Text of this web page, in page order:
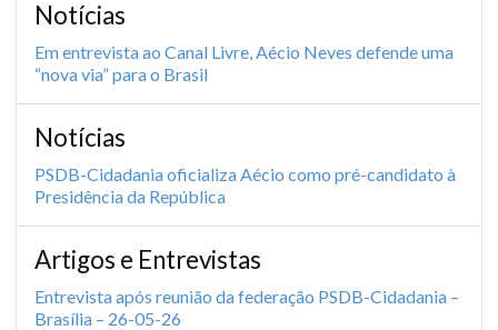
Notícias
Em entrevista ao Canal Livre, Aécio Neves defende uma
“nova via” para o Brasil
Notícias
PSDB-Cidadania oficializa Aécio como pré-candidato à
Presidência da República
Artigos e Entrevistas
Entrevista após reunião da federação PSDB-Cidadania –
Brasília – 26-05-26